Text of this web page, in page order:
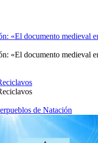
«El documento medieval
«El documento medieval
de Natación